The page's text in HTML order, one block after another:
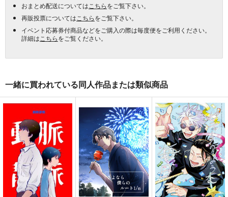
おまとめ配送については こちらをご覧下さい。
再販投票については こちらをご覧下さい。
イベント応募券付商品などをご購入の際は毎度便をご利用ください。
詳細は こちらをご覧ください。
一緒に買われている同人作品または類似商品